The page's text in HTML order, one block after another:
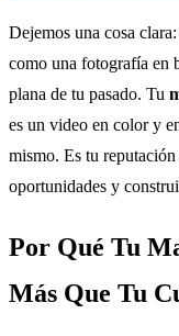
Dejemos una cosa
como una fotografía en
plana de tu pasado. Tu
es un video en color y
mismo. Es tu
oportunidades y
Por Qué Tu
Más Que Tu